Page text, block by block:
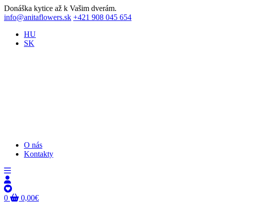
Donáška kytice až k Vašim dverám.
info@anitaflowers.sk +421 908 045 654
HU
SK
O nás
Kontakty
0 0,00€